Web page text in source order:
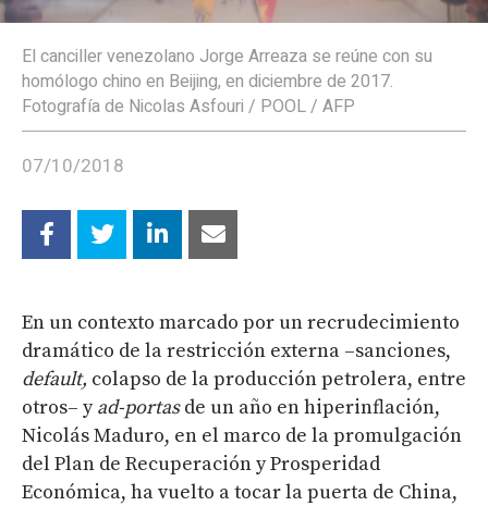
El canciller venezolano Jorge Arreaza se reúne con su
homólogo chino en Beijing, en diciembre de 2017.
Fotografía de Nicolas Asfouri / POOL / AFP
07/10/2018
En un contexto marcado por un recrudecimiento
dramático de la restricción externa –sanciones,
default, colapso de la producción petrolera, entre
otros– yad-portasde un año en hiperinflación,
Nicolás Maduro, en el marco de la promulgación
del Plan de Recuperación y Prosperidad
Económica, ha vuelto a tocar la puerta de China,